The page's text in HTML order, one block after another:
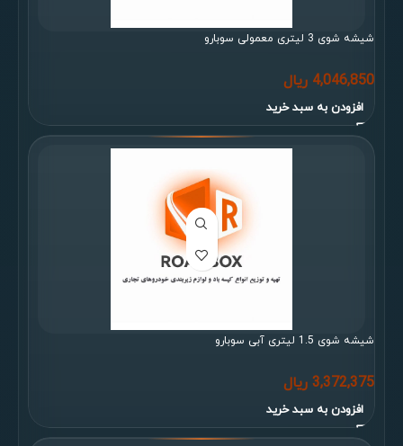
شیشه شوی 3 لیتری معمولی سوبارو
4,046,850 ریال
افزودن به سبد خرید
شیشه شوی 1.5 لیتری آبی سوبارو
3,372,375 ریال
افزودن به سبد خرید